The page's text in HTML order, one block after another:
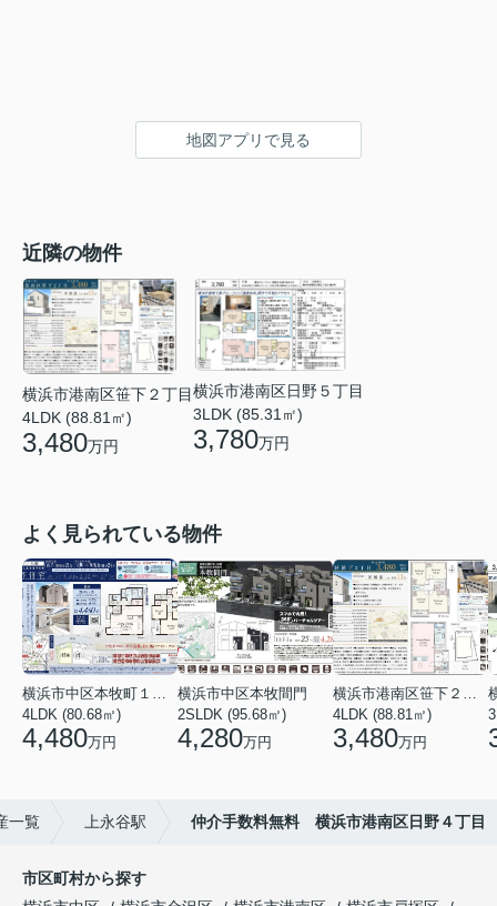
地図アプリで見る
近隣の物件
横浜市港南区笹下２丁目
4LDK (88.81㎡)
3,480万円
横浜市港南区日野５丁目
3LDK (85.31㎡)
3,780万円
よく見られている物件
横浜市中区本牧町１丁目
4LDK (80.68㎡)
4,480万円
横浜市中区本牧間門
2SLDK (95.68㎡)
4,280万円
横浜市港南区笹下２丁目
4LDK (88.81㎡)
3,480万円
一覧 上永谷駅 仲介手数料無料 横浜市港南区日野４丁目
市区町村から探す